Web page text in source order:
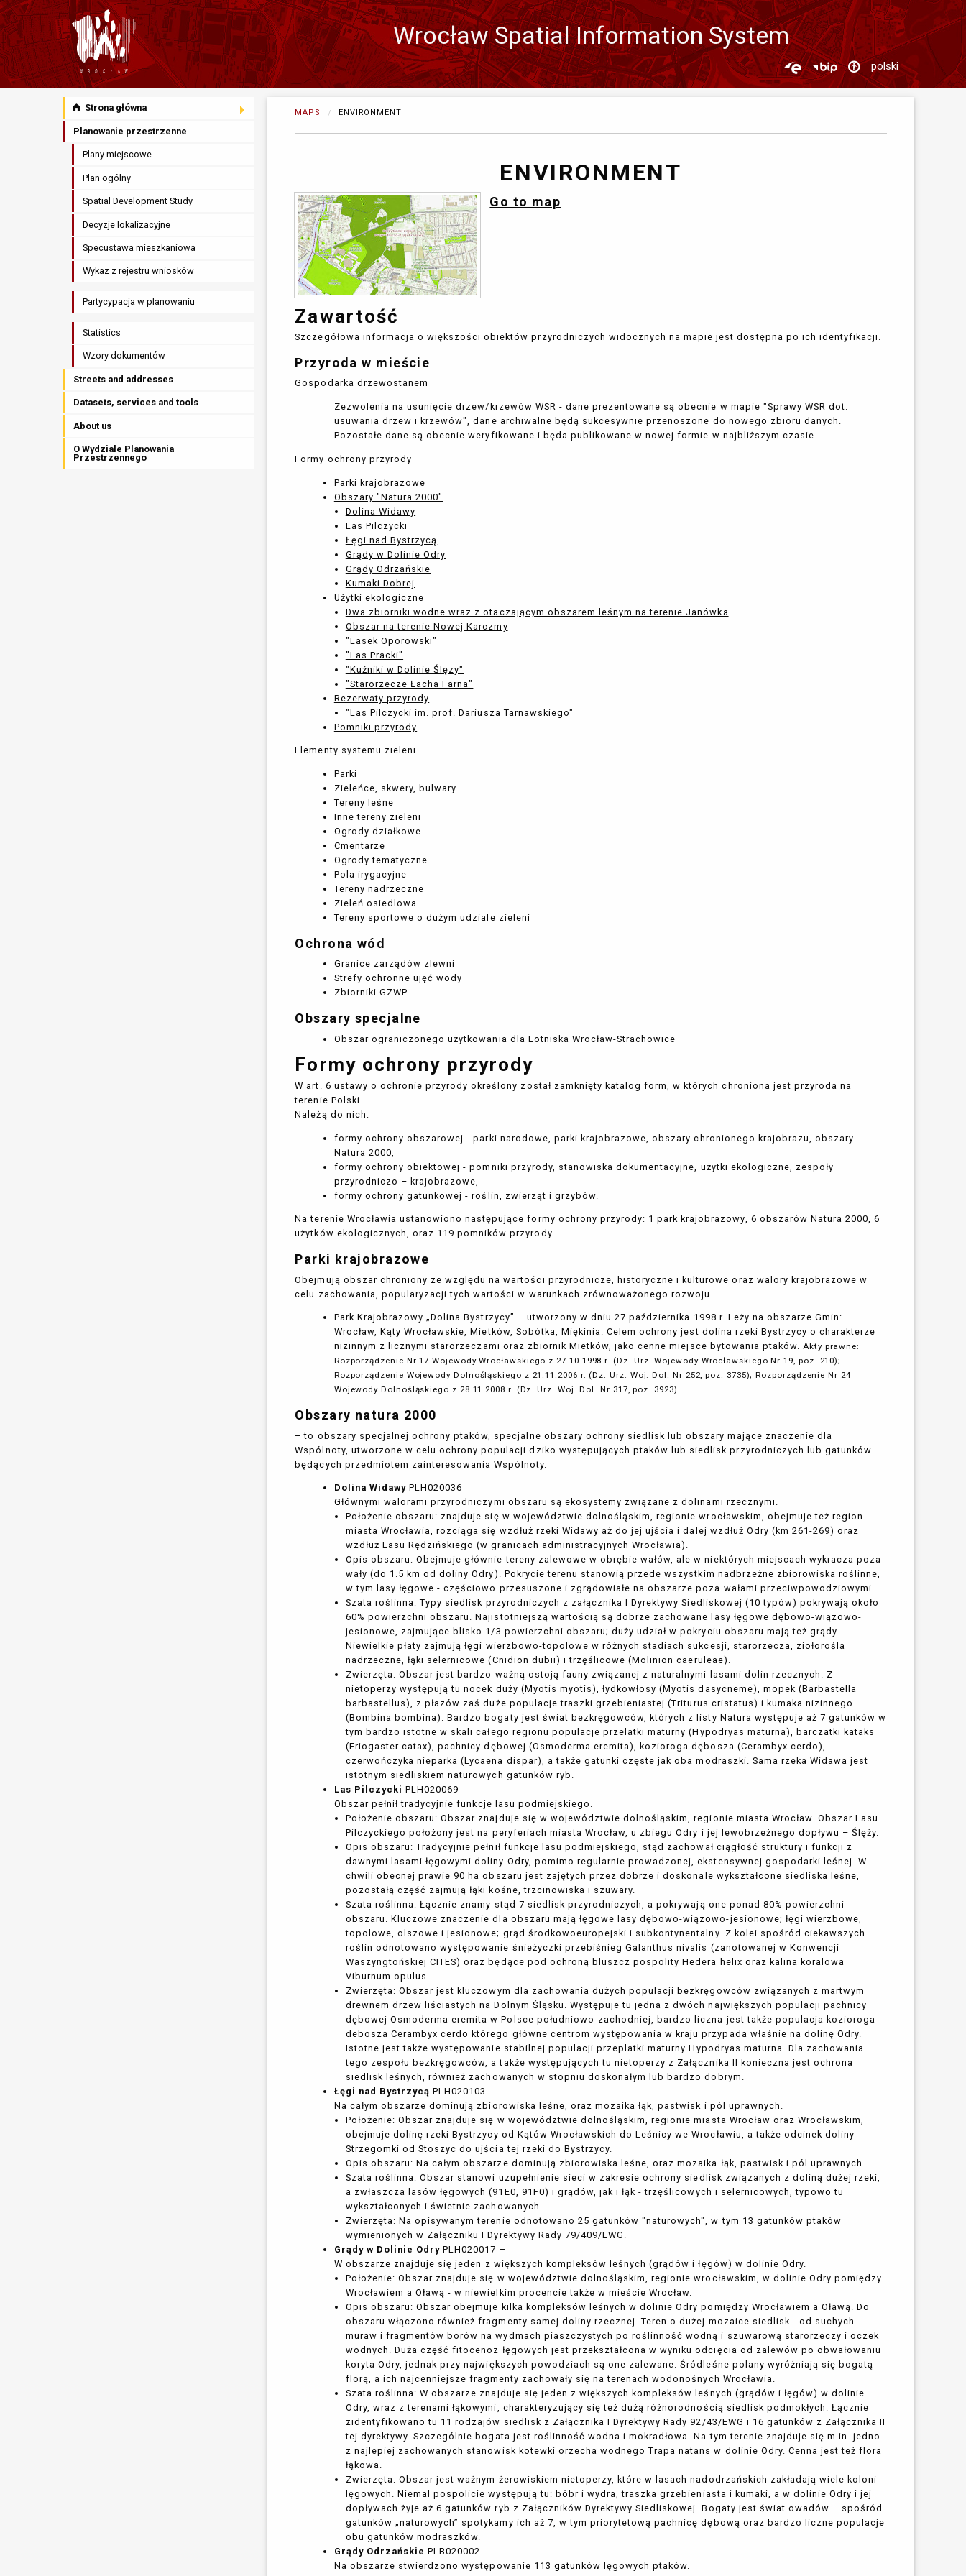
Wrocław Spatial Information System
Zmień
język
polski
Strona główna
Planowanie przestrzenne
Plany miejscowe
Plan ogólny
Spatial Development Study
Decyzje lokalizacyjne
Specustawa mieszkaniowa
Wykaz z rejestru wniosków
Partycypacja w planowaniu
Statistics
Wzory dokumentów
Streets and addresses
Datasets, services and tools
About us
O Wydziale Planowania
Przestrzennego
MAPS CURRENTLY:
ENVIRONMENT
ENVIRONMENT
Go to map
Zawartość
Szczegółowa informacja o większości obiektów przyrodniczych widocznych na mapie jest dostępna po ich identyfikacji.
Przyroda w mieście
Gospodarka drzewostanem
Zezwolenia na usunięcie drzew/krzewów WSR - dane prezentowane są obecnie w mapie "Sprawy WSR dot.
usuwania drzew i krzewów", dane archiwalne będą sukcesywnie przenoszone do nowego zbioru danych.
Pozostałe dane są obecnie weryfikowane i będa publikowane w nowej formie w najbliższym czasie.
Formy ochrony przyrody
Parki krajobrazowe
Obszary "Natura 2000"
Dolina Widawy
Las Pilczycki
Łęgi nad Bystrzycą
Grądy w Dolinie Odry
Grądy Odrzańskie
Kumaki Dobrej
Użytki ekologiczne
Dwa zbiorniki wodne wraz z otaczającym obszarem leśnym na terenie Janówka
Obszar na terenie Nowej Karczmy
"Lasek Oporowski"
"Las Pracki"
"Kuźniki w Dolinie Ślęzy"
"Starorzecze Łacha Farna"
Rezerwaty przyrody
"Las Pilczycki im. prof. Dariusza Tarnawskiego"
Pomniki przyrody
Elementy systemu zieleni
Parki
Zieleńce, skwery, bulwary
Tereny leśne
Inne tereny zieleni
Ogrody działkowe
Cmentarze
Ogrody tematyczne
Pola irygacyjne
Tereny nadrzeczne
Zieleń osiedlowa
Tereny sportowe o dużym udziale zieleni
Ochrona wód
Granice zarządów zlewni
Strefy ochronne ujęć wody
Zbiorniki GZWP
Obszary specjalne
Obszar ograniczonego użytkowania dla Lotniska Wrocław-Strachowice
Formy ochrony przyrody
W art. 6 ustawy o ochronie przyrody określony został zamknięty katalog form, w których chroniona jest przyroda na
terenie Polski.
Należą do nich:
formy ochrony obszarowej - parki narodowe, parki krajobrazowe, obszary chronionego krajobrazu, obszary
Natura 2000,
formy ochrony obiektowej - pomniki przyrody, stanowiska dokumentacyjne, użytki ekologiczne, zespoły
przyrodniczo – krajobrazowe,
formy ochrony gatunkowej - roślin, zwierząt i grzybów.
Na terenie Wrocławia ustanowiono następujące formy ochrony przyrody: 1 park krajobrazowy, 6 obszarów Natura 2000, 6
użytków ekologicznych, oraz 119 pomników przyrody.
Parki krajobrazowe
Obejmują obszar chroniony ze względu na wartości przyrodnicze, historyczne i kulturowe oraz walory krajobrazowe w
celu zachowania, popularyzacji tych wartości w warunkach zrównoważonego rozwoju.
Park Krajobrazowy „Dolina Bystrzycy” – utworzony w dniu 27 października 1998 r. Leży na obszarze Gmin:
Wrocław, Kąty Wrocławskie, Mietków, Sobótka, Miękinia. Celem ochrony jest dolina rzeki Bystrzycy o charakterze
nizinnym z licznymi starorzeczami oraz zbiornik Mietków, jako cenne miejsce bytowania ptaków.Akty prawne:
Rozporządzenie Nr 17 Wojewody Wrocławskiego z 27.10.1998 r. (Dz. Urz. Wojewody Wrocławskiego Nr 19, poz. 210);
Rozporządzenie Wojewody Dolnośląskiego z 21.11.2006 r. (Dz. Urz. Woj. Dol. Nr 252, poz. 3735); Rozporządzenie Nr 24
Wojewody Dolnośląskiego z 28.11.2008 r. (Dz. Urz. Woj. Dol. Nr 317, poz. 3923).
Obszary natura 2000
– to obszary specjalnej ochrony ptaków, specjalne obszary ochrony siedlisk lub obszary mające znaczenie dla
Wspólnoty, utworzone w celu ochrony populacji dziko występujących ptaków lub siedlisk przyrodniczych lub gatunków
będących przedmiotem zainteresowania Wspólnoty.
Dolina Widawy PLH020036
Głównymi walorami przyrodniczymi obszaru są ekosystemy związane z dolinami rzecznymi.
Położenie obszaru: znajduje się w województwie dolnośląskim, regionie wrocławskim, obejmuje też region
miasta Wrocławia, rozciąga się wzdłuż rzeki Widawy aż do jej ujścia i dalej wzdłuż Odry (km 261-269) oraz
wzdłuż Lasu Rędzińskiego (w granicach administracyjnych Wrocławia).
Opis obszaru: Obejmuje głównie tereny zalewowe w obrębie wałów, ale w niektórych miejscach wykracza poza
wały (do 1.5 km od doliny Odry). Pokrycie terenu stanowią przede wszystkim nadbrzeżne zbiorowiska roślinne,
w tym lasy łęgowe - częściowo przesuszone i zgrądowiałe na obszarze poza wałami przeciwpowodziowymi.
Szata roślinna: Typy siedlisk przyrodniczych z załącznika I Dyrektywy Siedliskowej (10 typów) pokrywają około
60% powierzchni obszaru. Najistotniejszą wartością są dobrze zachowane lasy łęgowe dębowo-wiązowo-
jesionowe, zajmujące blisko 1/3 powierzchni obszaru; duży udział w pokryciu obszaru mają też grądy.
Niewielkie płaty zajmują łęgi wierzbowo-topolowe w różnych stadiach sukcesji, starorzecza, ziołorośla
nadrzeczne, łąki selernicowe (Cnidion dubii) i trzęślicowe (Molinion caeruleae).
Zwierzęta: Obszar jest bardzo ważną ostoją fauny związanej z naturalnymi lasami dolin rzecznych. Z
nietoperzy występują tu nocek duży (Myotis myotis), łydkowłosy (Myotis dasycneme), mopek (Barbastella
barbastellus), z płazów zaś duże populacje traszki grzebieniastej (Triturus cristatus) i kumaka nizinnego
(Bombina bombina). Bardzo bogaty jest świat bezkręgowców, których z listy Natura występuje aż 7 gatunków w
tym bardzo istotne w skali całego regionu populacje przelatki maturny (Hypodryas maturna), barczatki kataks
(Eriogaster catax), pachnicy dębowej (Osmoderma eremita), kozioroga dębosza (Cerambyx cerdo),
czerwończyka nieparka (Lycaena dispar), a także gatunki częste jak oba modraszki. Sama rzeka Widawa jest
istotnym siedliskiem naturowych gatunków ryb.
Las Pilczycki PLH020069 -
Obszar pełnił tradycyjnie funkcje lasu podmiejskiego.
Położenie obszaru: Obszar znajduje się w województwie dolnośląskim, regionie miasta Wrocław. Obszar Lasu
Pilczyckiego położony jest na peryferiach miasta Wrocław, u zbiegu Odry i jej lewobrzeżnego dopływu – Ślęży.
Opis obszaru: Tradycyjnie pełnił funkcje lasu podmiejskiego, stąd zachował ciągłość struktury i funkcji z
dawnymi lasami łęgowymi doliny Odry, pomimo regularnie prowadzonej, ekstensywnej gospodarki leśnej. W
chwili obecnej prawie 90 ha obszaru jest zajętych przez dobrze i doskonale wykształcone siedliska leśne,
pozostałą część zajmują łąki kośne, trzcinowiska i szuwary.
Szata roślinna: Łącznie znamy stąd 7 siedlisk przyrodniczych, a pokrywają one ponad 80% powierzchni
obszaru. Kluczowe znaczenie dla obszaru mają łęgowe lasy dębowo-wiązowo-jesionowe; łęgi wierzbowe,
topolowe, olszowe i jesionowe; grąd środkowoeuropejski i subkontynentalny. Z kolei spośród ciekawszych
roślin odnotowano występowanie śnieżyczki przebiśnieg Galanthus nivalis (zanotowanej w Konwencji
Waszyngtońskiej CITES) oraz będące pod ochroną bluszcz pospolity Hedera helix oraz kalina koralowa
Viburnum opulus
Zwierzęta: Obszar jest kluczowym dla zachowania dużych populacji bezkręgowców związanych z martwym
drewnem drzew liściastych na Dolnym Śląsku. Występuje tu jedna z dwóch największych populacji pachnicy
dębowej Osmoderma eremita w Polsce południowo-zachodniej, bardzo liczna jest także populacja kozioroga
debosza Cerambyx cerdo którego główne centrom występowania w kraju przypada właśnie na dolinę Odry.
Istotne jest także występowanie stabilnej populacji przeplatki maturny Hypodryas maturna. Dla zachowania
tego zespołu bezkręgowców, a także występujących tu nietoperzy z Załącznika II konieczna jest ochrona
siedlisk leśnych, również zachowanych w stopniu doskonałym lub bardzo dobrym.
Łęgi nad Bystrzycą PLH020103 -
Na całym obszarze dominują zbiorowiska leśne, oraz mozaika łąk, pastwisk i pól uprawnych.
Położenie: Obszar znajduje się w województwie dolnośląskim, regionie miasta Wrocław oraz Wrocławskim,
obejmuje dolinę rzeki Bystrzycy od Kątów Wrocławskich do Leśnicy we Wrocławiu, a także odcinek doliny
Strzegomki od Stoszyc do ujścia tej rzeki do Bystrzycy.
Opis obszaru: Na całym obszarze dominują zbiorowiska leśne, oraz mozaika łąk, pastwisk i pól uprawnych.
Szata roślinna: Obszar stanowi uzupełnienie sieci w zakresie ochrony siedlisk związanych z doliną dużej rzeki,
a zwłaszcza lasów łęgowych (91E0, 91F0) i grądów, jak i łąk - trzęślicowych i selernicowych, typowo tu
wykształconych i świetnie zachowanych.
Zwierzęta: Na opisywanym terenie odnotowano 25 gatunków "naturowych", w tym 13 gatunków ptaków
wymienionych w Załączniku I Dyrektywy Rady 79/409/EWG.
Grądy w Dolinie Odry PLH020017 –
W obszarze znajduje się jeden z większych kompleksów leśnych (grądów i łęgów) w dolinie Odry.
Położenie: Obszar znajduje się w województwie dolnośląskim, regionie wrocławskim, w dolinie Odry pomiędzy
Wrocławiem a Oławą - w niewielkim procencie także w mieście Wrocław.
Opis obszaru: Obszar obejmuje kilka kompleksów leśnych w dolinie Odry pomiędzy Wrocławiem a Oławą. Do
obszaru włączono również fragmenty samej doliny rzecznej. Teren o dużej mozaice siedlisk - od suchych
muraw i fragmentów borów na wydmach piaszczystych po roślinność wodną i szuwarową starorzeczy i oczek
wodnych. Duża część fitocenoz łęgowych jest przekształcona w wyniku odcięcia od zalewów po obwałowaniu
koryta Odry, jednak przy największych powodziach są one zalewane. Śródleśne polany wyróżniają się bogatą
florą, a ich najcenniejsze fragmenty zachowały się na terenach wodonośnych Wrocławia.
Szata roślinna: W obszarze znajduje się jeden z większych kompleksów leśnych (grądów i łęgów) w dolinie
Odry, wraz z terenami łąkowymi, charakteryzujący się też dużą różnorodnością siedlisk podmokłych. Łącznie
zidentyfikowano tu 11 rodzajów siedlisk z Załącznika I Dyrektywy Rady 92/43/EWG i 16 gatunków z Załącznika II
tej dyrektywy. Szczególnie bogata jest roślinność wodna i mokradłowa. Na tym terenie znajduje się m.in. jedno
z najlepiej zachowanych stanowisk kotewki orzecha wodnego Trapa natans w dolinie Odry. Cenna jest też flora
łąkowa.
Zwierzęta: Obszar jest ważnym żerowiskiem nietoperzy, które w lasach nadodrzańskich zakładają wiele koloni
lęgowych. Niemal pospolicie występują tu: bóbr i wydra, traszka grzebieniasta i kumaki, a w dolinie Odry i jej
dopływach żyje aż 6 gatunków ryb z Załączników Dyrektywy Siedliskowej. Bogaty jest świat owadów – spośród
gatunków „naturowych” spotykamy ich aż 7, w tym priorytetową pachnicę dębową oraz bardzo liczne populacje
obu gatunków modraszków.
Grądy Odrzańskie PLB020002 -
Na obszarze stwierdzono występowanie 113 gatunków lęgowych ptaków.